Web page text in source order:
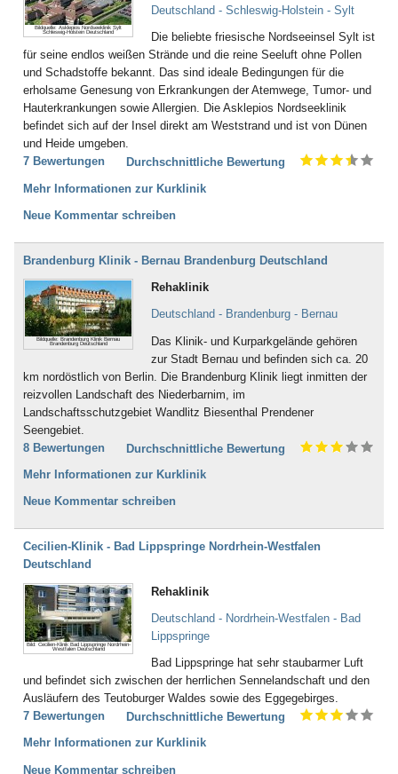
Bildquelle: Asklepios Nordseeklinik Sylt
Schleswig-Holstein Deutschland
Deutschland - Schleswig-Holstein - Sylt
Die beliebte friesische Nordseeinsel Sylt ist
für seine endlos weißen Strände und die reine Seeluft ohne Pollen
und Schadstoffe bekannt. Das sind ideale Bedingungen für die
erholsame Genesung von Erkrankungen der Atemwege, Tumor- und
Hauterkrankungen sowie Allergien. Die Asklepios Nordseeklinik
befindet sich auf der Insel direkt am Weststrand und ist von Dünen
und Heide umgeben.
7 Bewertungen
Durchschnittliche Bewertung
Mehr Informationen zur Kurklinik
Neue Kommentar schreiben
Brandenburg Klinik - Bernau Brandenburg Deutschland
Bildquelle: Brandenburg Klinik Bernau
Brandenburg Deutschland
Rehaklinik
Deutschland - Brandenburg - Bernau
Das Klinik- und Kurparkgelände gehören
zur Stadt Bernau und befinden sich ca. 20
km nordöstlich von Berlin. Die Brandenburg Klinik liegt inmitten der
reizvollen Landschaft des Niederbarnim, im
Landschaftsschutzgebiet Wandlitz Biesenthal Prendener
Seengebiet.
8 Bewertungen
Durchschnittliche Bewertung
Mehr Informationen zur Kurklinik
Neue Kommentar schreiben
Cecilien-Klinik - Bad Lippspringe Nordrhein-Westfalen
Deutschland
Bild: Cecilien-Klinik Bad Lippspringe Nordrhein-
Westfalen Deutschland
Rehaklinik
Deutschland - Nordrhein-Westfalen - Bad
Lippspringe
Bad Lippspringe hat sehr staubarmer Luft
und befindet sich zwischen der herrlichen Sennelandschaft und den
Ausläufern des Teutoburger Waldes sowie des Eggegebirges.
7 Bewertungen
Durchschnittliche Bewertung
Mehr Informationen zur Kurklinik
Neue Kommentar schreiben